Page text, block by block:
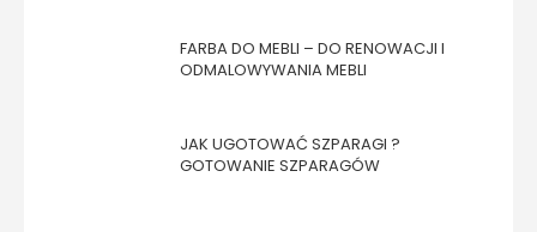
FARBA DO MEBLI – DO RENOWACJI I
ODMALOWYWANIA MEBLI
JAK UGOTOWAĆ SZPARAGI ?
GOTOWANIE SZPARAGÓW